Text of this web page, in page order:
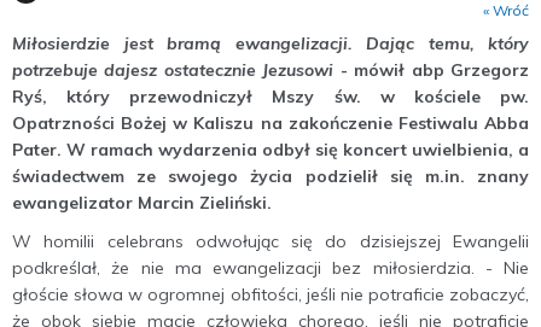
« Wróć
Miłosierdzie jest bramą ewangelizacji. Dając temu, który
potrzebuje dajesz ostatecznie Jezusowi - mówił abp Grzegorz
Ryś, który przewodniczył Mszy św. w kościele pw.
Opatrzności Bożej w Kaliszu na zakończenie Festiwalu Abba
Pater. W ramach wydarzenia odbył się koncert uwielbienia, a
świadectwem ze swojego życia podzielił się m.in. znany
ewangelizator Marcin Zieliński.
W homilii celebrans odwołując się do dzisiejszej Ewangelii
podkreślał, że nie ma ewangelizacji bez miłosierdzia. - Nie
głoście słowa w ogromnej obfitości, jeśli nie potraficie zobaczyć,
że obok siebie macie człowieka chorego, jeśli nie potraficie